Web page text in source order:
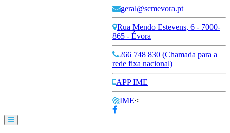
geral@scmevora.pt
Rua Mendo Estevens, 6 - 7000-
865 - Évora
266 748 830 (Chamada para a
rede fixa nacional)
APP IME
IME<